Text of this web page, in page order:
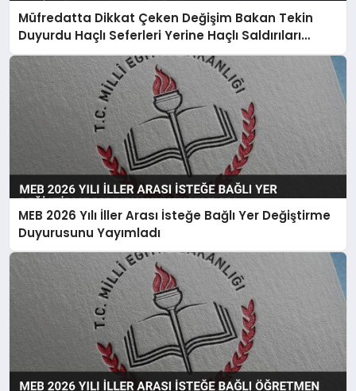
Müfredatta Dikkat Çeken Değişim Bakan Tekin
Duyurdu Haçlı Seferleri Yerine Haçlı Saldırıları
Denilecek
MEB 2026 Yılı İller Arası İsteğe Bağlı Yer Değiştirme
Duyurusunu Yayımladı